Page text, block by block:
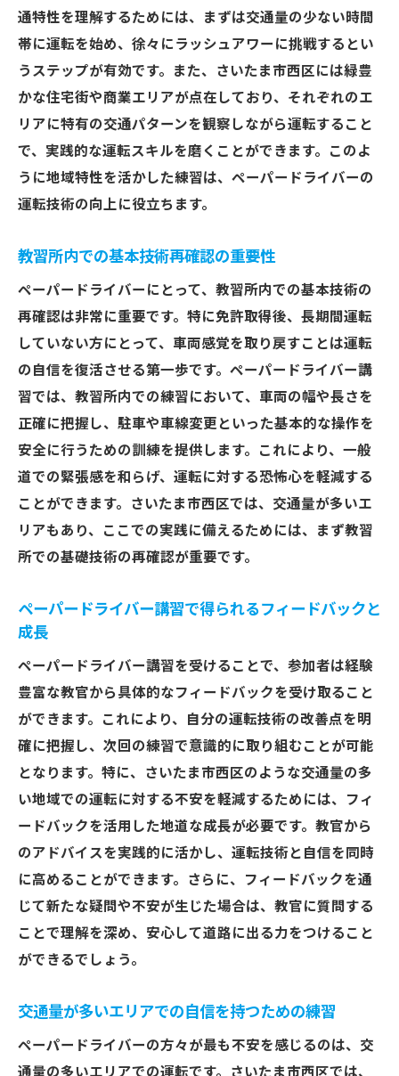
通特性を理解するためには、まずは交通量の少ない時間
帯に運転を始め、徐々にラッシュアワーに挑戦するとい
うステップが有効です。また、さいたま市西区には緑豊
かな住宅街や商業エリアが点在しており、それぞれのエ
リアに特有の交通パターンを観察しながら運転すること
で、実践的な運転スキルを磨くことができます。このよ
うに地域特性を活かした練習は、ペーパードライバーの
運転技術の向上に役立ちます。
教習所内での基本技術再確認の重要性
ペーパードライバーにとって、教習所内での基本技術の
再確認は非常に重要です。特に免許取得後、長期間運転
していない方にとって、車両感覚を取り戻すことは運転
の自信を復活させる第一歩です。ペーパードライバー講
習では、教習所内での練習において、車両の幅や長さを
正確に把握し、駐車や車線変更といった基本的な操作を
安全に行うための訓練を提供します。これにより、一般
道での緊張感を和らげ、運転に対する恐怖心を軽減する
ことができます。さいたま市西区では、交通量が多いエ
リアもあり、ここでの実践に備えるためには、まず教習
所での基礎技術の再確認が重要です。
ペーパードライバー講習で得られるフィードバックと
成長
ペーパードライバー講習を受けることで、参加者は経験
豊富な教官から具体的なフィードバックを受け取ること
ができます。これにより、自分の運転技術の改善点を明
確に把握し、次回の練習で意識的に取り組むことが可能
となります。特に、さいたま市西区のような交通量の多
い地域での運転に対する不安を軽減するためには、フィ
ードバックを活用した地道な成長が必要です。教官から
のアドバイスを実践的に活かし、運転技術と自信を同時
に高めることができます。さらに、フィードバックを通
じて新たな疑問や不安が生じた場合は、教官に質問する
ことで理解を深め、安心して道路に出る力をつけること
ができるでしょう。
交通量が多いエリアでの自信を持つための練習
ペーパードライバーの方々が最も不安を感じるのは、交
通量の多いエリアでの運転です。さいたま市西区では、